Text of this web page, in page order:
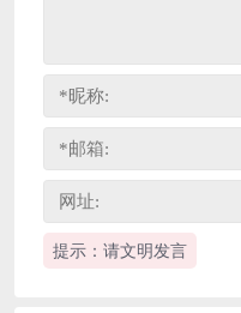
提示：请文明发言